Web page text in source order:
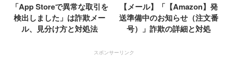
「App Storeで異常な取引を
検出しました」は詐欺メー
ル、見分け方と対処法
【メール】「【Amazon】発
送準備中のお知らせ（注文番
号）」詐欺の詳細と対処
スポンサーリンク